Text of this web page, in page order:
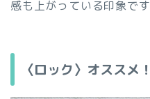
感も上がっている印象です
〈ロック〉オススメ！